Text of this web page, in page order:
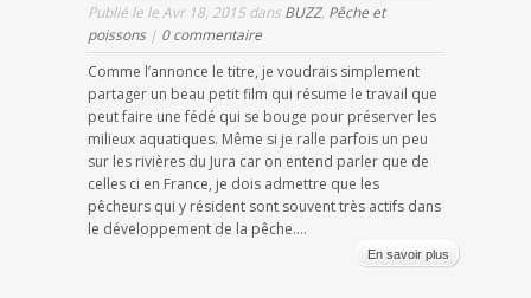
Publié le le Avr 18, 2015 dans BUZZ, Pêche et
poissons| 0 commentaire
Comme l’annonce le titre, je voudrais simplement
partager un beau petit film qui résume le travail que
peut faire une fédé qui se bouge pour préserver les
milieux aquatiques. Même si je ralle parfois un peu
sur les rivières du Jura car on entend parler que de
celles ci en France, je dois admettre que les
pêcheurs qui y résident sont souvent très actifs dans
le développement de la pêche....
En savoir plus